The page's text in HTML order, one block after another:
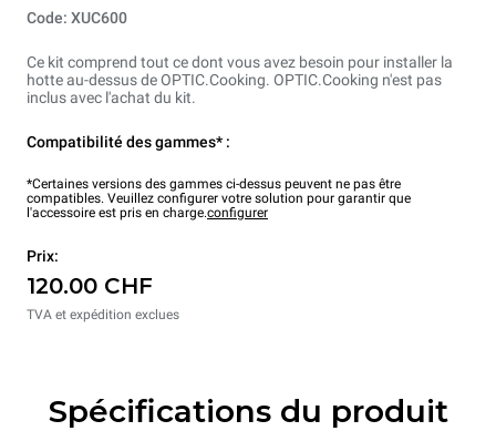
Code: XUC600
Ce kit comprend tout ce dont vous avez besoin pour installer la
hotte au-dessus de OPTIC.Cooking. OPTIC.Cooking n'est pas
inclus avec l'achat du kit.
Compatibilité des gammes* :
*Certaines versions des gammes ci-dessus peuvent ne pas être
compatibles. Veuillez configurer votre solution pour garantir que
l'accessoire est pris en charge.configurer
Prix:
120.00 CHF
TVA et expédition exclues
Spécifications du produit